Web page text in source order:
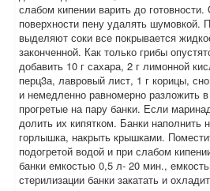
слабом кипении варить до
поверхности пену удалять шумовкой.
выделяют соки все покрывается
законченной. Как только грибы
добавить 10 г сахара, 2 г лимонной
перц3а, лавровый лист, 1 г корицы,
и немедленно равномерно разложить
прогретые на пару банки. Если
долить их кипятком. Банки наполнить
горлышка, накрыть крышками.
подогретой водой и при слабом
банки емкостью 0,5 л- 20 мин.,
стерилизации банки закатать и